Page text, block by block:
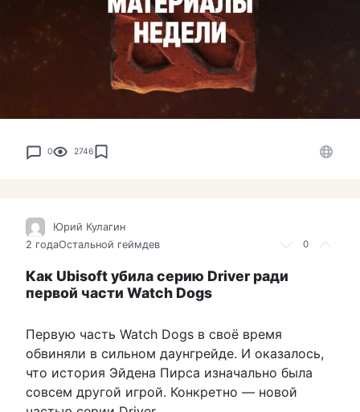
0 2746
0
Юрий Кулагин
2 годаОстальной геймдев
Как Ubisoft убила серию Driver ради
первой части Watch Dogs
Первую часть Watch Dogs в своё время
обвиняли в сильном даунгрейде. И оказалось,
что история Эйдена Пирса изначально была
совсем другой игрой. Конкретно — новой